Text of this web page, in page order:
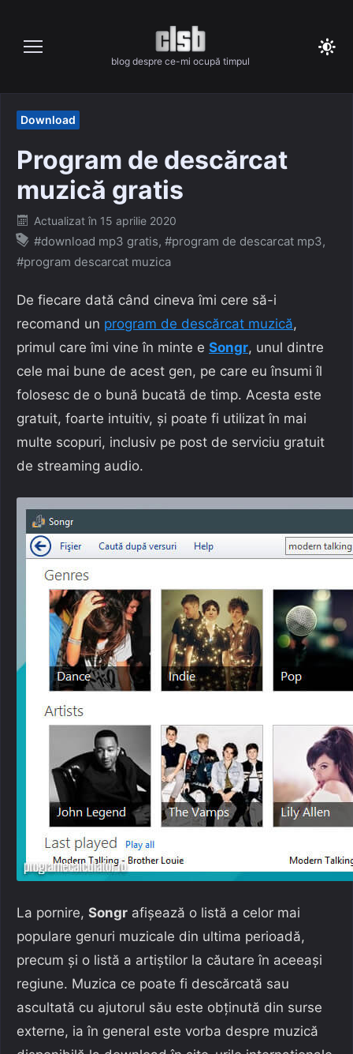
content
blog despre ce-mi ocupă timpul
Download
Program de descărcat
muzică gratis
Posted
on
Actualizat în 15 aprilie 2020
#download mp3 gratis, #program de descarcat mp3,
#program descarcat muzica
De fiecare dată când cineva îmi cere să-i
recomand un program de descărcat muzică,
primul care îmi vine în minte e Songr, unul dintre
cele mai bune de acest gen, pe care eu însumi îl
folosesc de o bună bucată de timp. Acesta este
gratuit, foarte intuitiv, și poate fi utilizat în mai
multe scopuri, inclusiv pe post de serviciu gratuit
de streaming audio.
La pornire, Songr afișează o listă a celor mai
populare genuri muzicale din ultima perioadă,
precum și o listă a artiștilor la căutare în aceeași
regiune. Muzica ce poate fi descărcată sau
ascultată cu ajutorul său este obținută din surse
externe, ia în general este vorba despre muzică